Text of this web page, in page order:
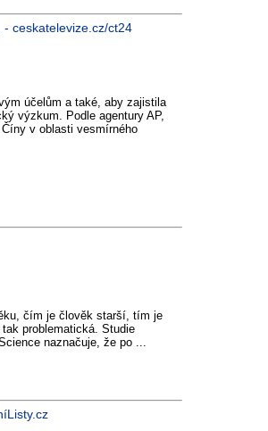
ceskatelevize.cz/ct24
účelům a také, aby zajistila
výzkum. Podle agentury AP,
v oblasti vesmírného
čím je člověk starší, tím je
problematická. Studie
naznačuje, že po ...